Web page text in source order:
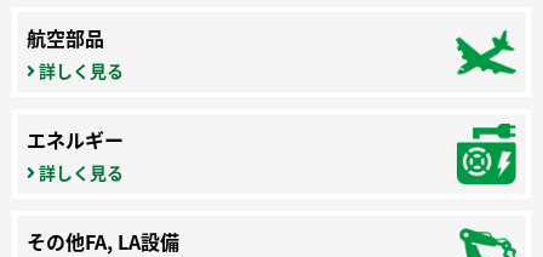
航空部品
詳しく見る
エネルギー
詳しく見る
その他FA, LA設備